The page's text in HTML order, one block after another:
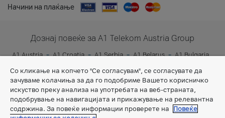
Начини на плаќање
Дознај повеќе за A1 Telekom Austria Group
A1 Austria A1 Croatia A1 Serbia A1 Belarus
A1 Bulgaria
Со кликање на копчето "Се согласувам", се согласувате да
зачуваме колачиња за да го подобриме Вашето корисничко
искуство преку анализа на употребата на веб-страната,
подобрување на навигацијата и прикажување на релевантна
содржина. За повеќе информации проверете на
Повеќе